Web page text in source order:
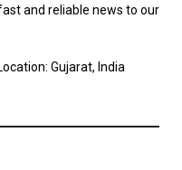
and reliable news to our
Gujarat, India